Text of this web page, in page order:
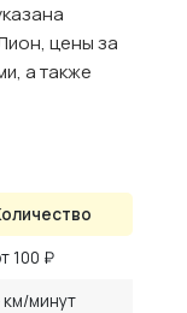
цены за
а также
100 ₽
км/минут